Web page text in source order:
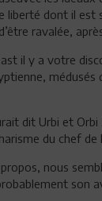
liberté dont il est
ravalée,
il y a votre
dit Urbi et Orbi
du chef de
nous
son